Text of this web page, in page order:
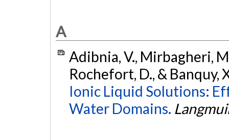
A
Adibnia, V., Mirbagheri,
Rochefort, D., & Banquy,
Ionic Liquid Solutions:
Water Domains.